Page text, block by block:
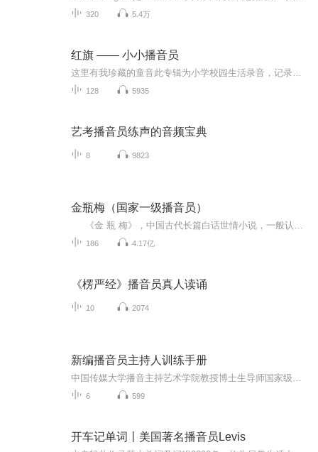
320 5.4万
红旗 —— 小小播音员
128 5935
艺考播音员练声的音频宝典
8 9823
金瓶梅（国家一级播音员）
186 4.17亿
《楞严经》播音员真人读诵
10 2074
新编播音员主持人训练手册
6 599
开车记单词丨美国著名播音员Levis